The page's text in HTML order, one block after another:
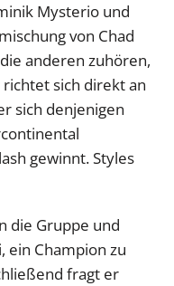
Mysterio und
von Chad
anderen zuhören,
richtet sich direkt an
sich denjenigen
gewinnt. Styles
die Gruppe und
ein Champion zu
fragt er